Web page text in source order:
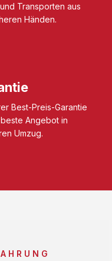
Transporten aus
Händen.
Best-Preis-Garantie
Angebot in
Umzug.